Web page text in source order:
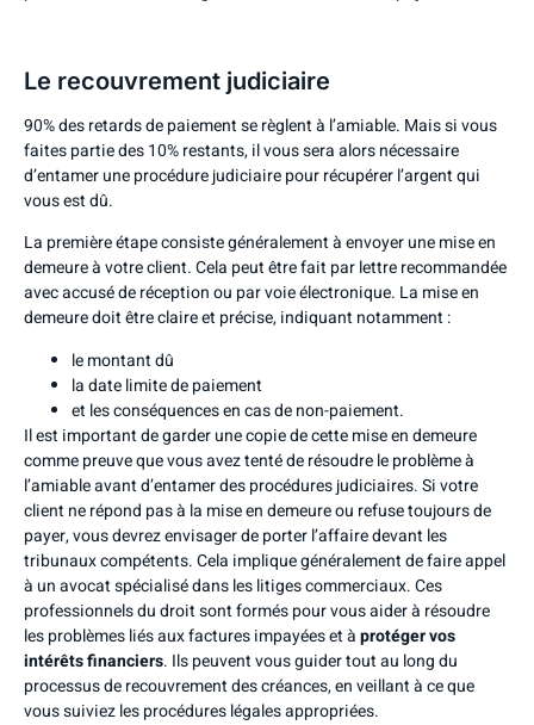
Le recouvrement judiciaire
90% des retards de paiement se règlent à l’amiable. Mais si vous
faites partie des 10% restants, il vous sera alors nécessaire
d’entamer une procédure judiciaire pour récupérer l’argent qui
vous est dû.
La première étape consiste généralement à envoyer une mise en
demeure à votre client. Cela peut être fait par lettre recommandée
avec accusé de réception ou par voie électronique. La mise en
demeure doit être claire et précise, indiquant notamment :
le montant dû
la date limite de paiement
et les conséquences en cas de non-paiement.
Il est important de garder une copie de cette mise en demeure
comme preuve que vous avez tenté de résoudre le problème à
l’amiable avant d’entamer des procédures judiciaires. Si votre
client ne répond pas à la mise en demeure ou refuse toujours de
payer, vous devrez envisager de porter l’affaire devant les
tribunaux compétents. Cela implique généralement de faire appel
à un avocat spécialisé dans les litiges commerciaux. Ces
professionnels du droit sont formés pour vous aider à résoudre
les problèmes liés aux factures impayées et àprotéger vos
intérêts financiers. Ils peuvent vous guider tout au long du
processus de recouvrement des créances, en veillant à ce que
vous suiviez les procédures légales appropriées.